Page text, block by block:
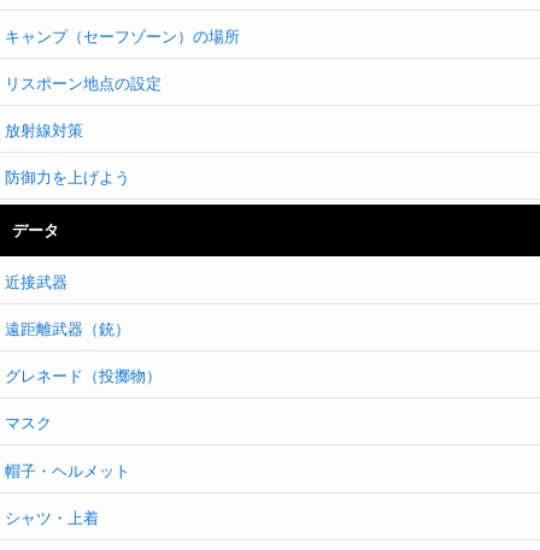
キャンプ（セーフゾーン）の場所
リスポーン地点の設定
放射線対策
防御力を上げよう
データ
近接武器
遠距離武器（銃）
グレネード（投擲物）
マスク
帽子・ヘルメット
シャツ・上着